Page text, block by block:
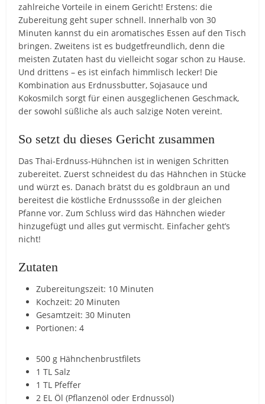
zahlreiche Vorteile in einem Gericht! Erstens: die
Zubereitung geht super schnell. Innerhalb von 30
Minuten kannst du ein aromatisches Essen auf den Tisch
bringen. Zweitens ist es budgetfreundlich, denn die
meisten Zutaten hast du vielleicht sogar schon zu Hause.
Und drittens – es ist einfach himmlisch lecker! Die
Kombination aus Erdnussbutter, Sojasauce und
Kokosmilch sorgt für einen ausgeglichenen Geschmack,
der sowohl süßliche als auch salzige Noten vereint.
So setzt du dieses Gericht zusammen
Das Thai-Erdnuss-Hühnchen ist in wenigen Schritten
zubereitet. Zuerst schneidest du das Hähnchen in Stücke
und würzt es. Danach brätst du es goldbraun an und
bereitest die köstliche Erdnusssoße in der gleichen
Pfanne vor. Zum Schluss wird das Hähnchen wieder
hinzugefügt und alles gut vermischt. Einfacher geht’s
nicht!
Zutaten
Zubereitungszeit: 10 Minuten
Kochzeit: 20 Minuten
Gesamtzeit: 30 Minuten
Portionen: 4
500 g Hähnchenbrustfilets
1 TL Salz
1 TL Pfeffer
2 EL Öl (Pflanzenöl oder Erdnussöl)